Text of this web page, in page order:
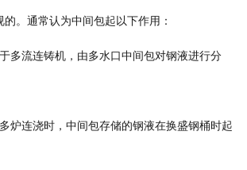
。通常认为中间包起以下作用：
多流连铸机，由多水口中间包对钢液进行分
炉连浇时，中间包存储的钢液在换盛钢桶时起